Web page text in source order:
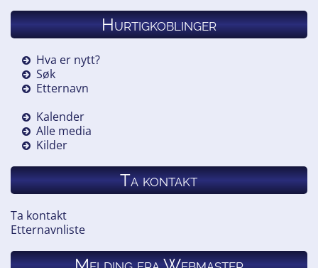
Hurtigkoblinger
Hva er nytt?
Søk
Etternavn
Kalender
Alle media
Kilder
Ta kontakt
Ta kontakt
Etternavnliste